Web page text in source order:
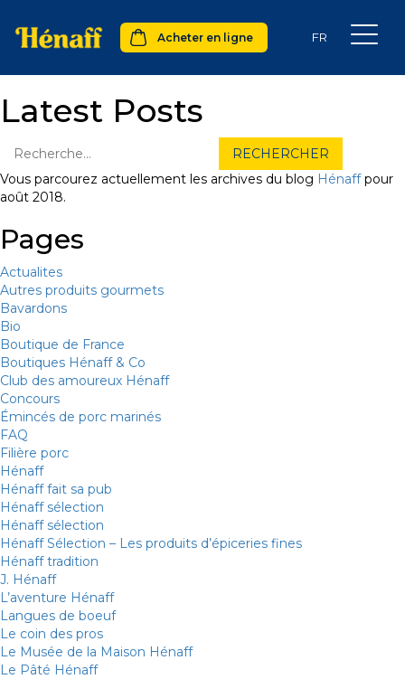
Acheter en ligne
Latest Posts
Vous parcourez actuellement les archives du blog Hénaffpour
août 2018.
Pages
Actualites
Autres produits gourmets
Bavardons
Bio
Boutique de France
Boutiques Hénaff & Co
Club des amoureux Hénaff
Concours
Émincés de porc marinés
FAQ
Filière porc
Hénaff
Hénaff fait sa pub
Hénaff sélection
Hénaff sélection
Hénaff Sélection – Les produits d’épiceries fines
Hénaff tradition
J. Hénaff
L’aventure Hénaff
Langues de boeuf
Le coin des pros
Le Musée de la Maison Hénaff
Le Pâté Hénaff